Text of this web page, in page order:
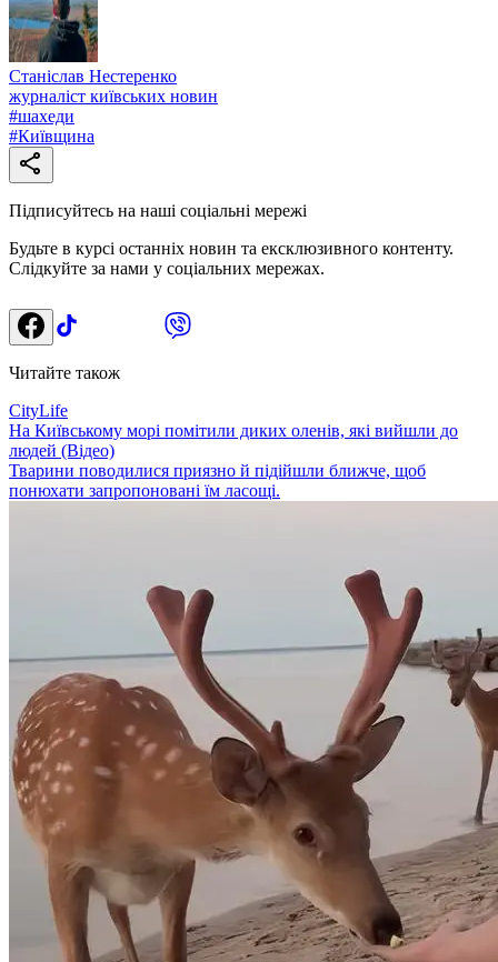
Станіслав Нестеренко
журналіст київських новин
#шахеди
#Київщина
Підписуйтесь на наші соціальні мережі
Будьте в курсі останніх новин та ексклюзивного контенту.
Слідкуйте за нами у соціальних мережах.
Читайте також
CityLife
На Київському морі помітили диких оленів, які вийшли до
людей (Відео)
Тварини поводилися приязно й підійшли ближче, щоб
понюхати запропоновані їм ласощі.